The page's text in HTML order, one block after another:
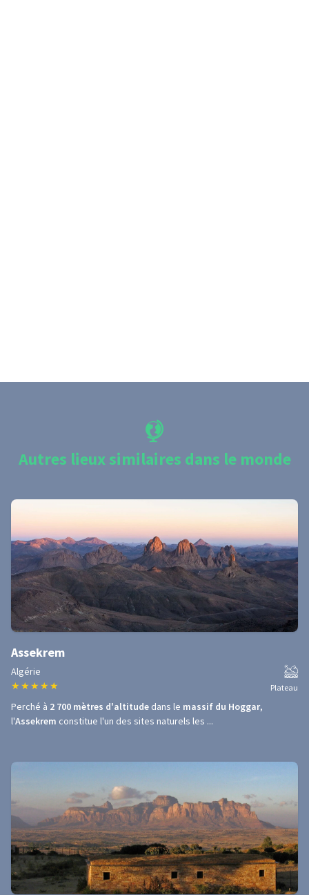
Autres lieux similaires dans le monde
Assekrem
Algérie
★ ★ ★ ★ ★ Plateau
Perché à 2 700 mètres d'altitude dans le massif du Hoggar,
l'Assekrem constitue l'un des sites naturels les ...